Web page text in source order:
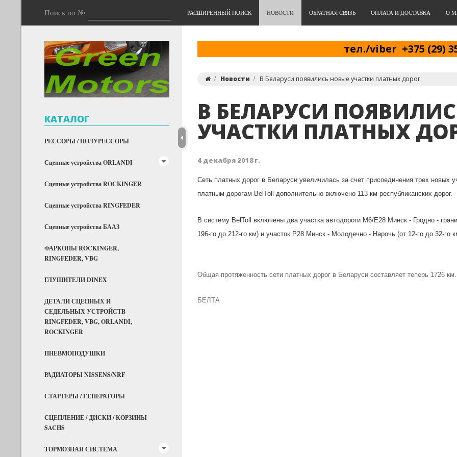
Поиск по № РАСШИРЕННЫЙ ПОИСК НОВОСТИ ОБРАТНАЯ СВЯЗЬ ОПЛАТА И ДОСТАВКА О
КАТАЛОГ
РЕССОРЫ / ПОЛУРЕССОРЫ
Сцепные устройства ORLANDI
Сцепные устройства ROCKINGER
Сцепные устройства RINGFEDER
Сцепные устройства БААЗ
ФАРКОПЫ ROCKINGER,
RINGFEDER, VBG
ГЛУШИТЕЛИ DINEX
ДЕТАЛИ СЦЕПНЫХ И
СЕДЕЛЬНЫХ УСТРОЙСТВ
RINGFEDER, VBG, ORLANDI,
ROCKINGER
ПНЕВМОПОДУШКИ
РАДИАТОРЫ NISSENS/NRF
СТАРТЕРЫ / ГЕНЕРАТОРЫ
СЦЕПЛЕНИЕ / ДИСКИ / КОРЗИНЫ
SACHS
ТОРМОЗНАЯ СИСТЕМА
тел./viber +375 (29)
Новости В Беларуси появились новые участки платных дорог
В БЕЛАРУСИ
УЧАСТКИ ПЛАТНЫХ
4 декабря 2018 г.
Сеть платных дорог в Беларуси увеличилась за счет присоединения трех новых
платным дорогам BelToll дополнительно включено 113 км республиканских дорог.
В систему BelToll включены два участка автодороги М6/Е28 Минск - Гродно -
196-го до 212-го км) и участок P28 Минск - Молодечно - Нарочь (от 12-го до 32-го
Общая протяженность сети платных дорог в Беларуси составляет теперь 1726 км.
БЕЛТА